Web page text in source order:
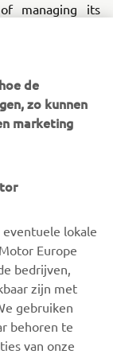
managing its
in order to
value creation
partnerships
garnered to
technologies
fields of
and
de
zo kunnen
marketing
lokale
Europe
bedrijven,
zijn met
gebruiken
behoren te
van onze